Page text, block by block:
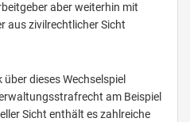
aber weiterhin mit
aus zivilrechtlicher Sicht
dieses Wechselspiel
am Beispiel
Sicht enthält es zahlreiche